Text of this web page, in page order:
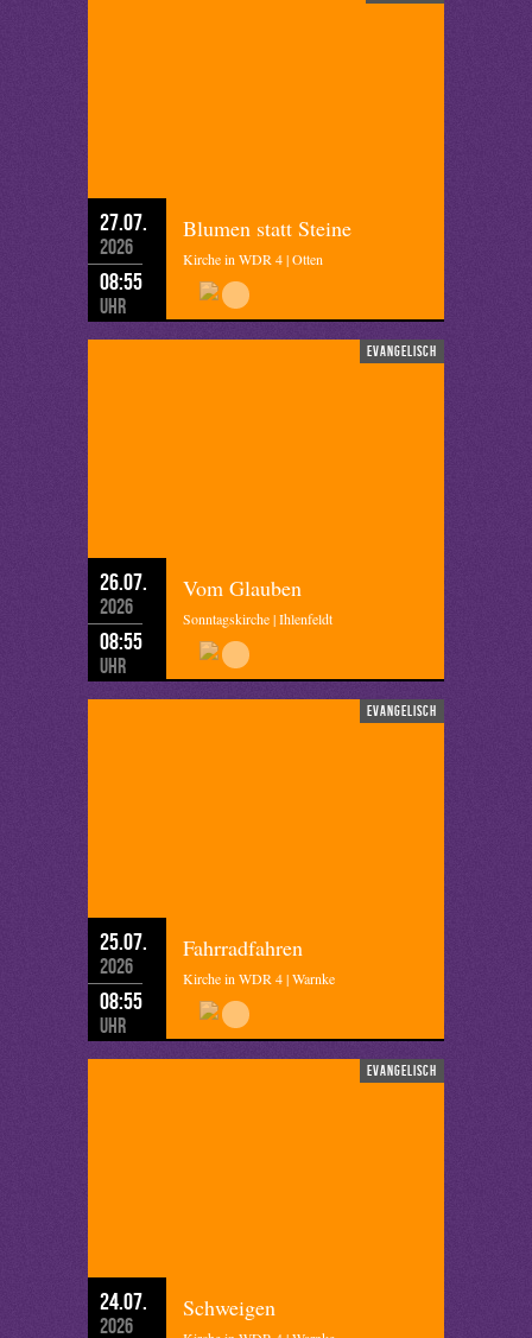
27.07.
2026
08:55
Uhr
Blumen statt Steine
Kirche in WDR 4 | Otten
evangelisch
26.07.
2026
08:55
Uhr
Vom Glauben
Sonntagskirche | Ihlenfeldt
evangelisch
25.07.
2026
08:55
Uhr
Fahrradfahren
Kirche in WDR 4 | Warnke
evangelisch
24.07.
2026
Schweigen